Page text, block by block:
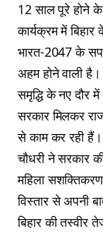
12 साल पूरे होने
कार्यक्रम में
भारत-2047 के
अहम होने वाली है।
समृद्धि के नए दौर
सरकार मिलकर
से काम कर रही हैं।
चौधरी ने सरकार
महिला
विस्तार से अपनी
बिहार की